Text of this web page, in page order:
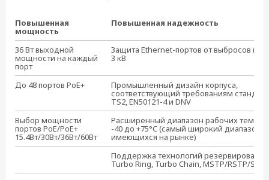
Повышенная
мощность
Повышенная надежность
36 Вт выходной
мощности на каждый
порт
Защита Ethernet-портов от выбросов
3 кВ
До 48 портов PoE+ Промышленный дизайн корпуса,
соответствующий требованиям
TS2, EN50121-4 и DNV
Выбор мощности
портов PoE/PoE+
15.4Вт/30Вт/36Вт/60Вт
Расширенный диапазон рабочих
-40 до +75°C (самый широкий диапазон
имеющихся на рынке)
Поддержка технологий
Turbo Ring, Turbo Chain, MSTP/RSTP/STP